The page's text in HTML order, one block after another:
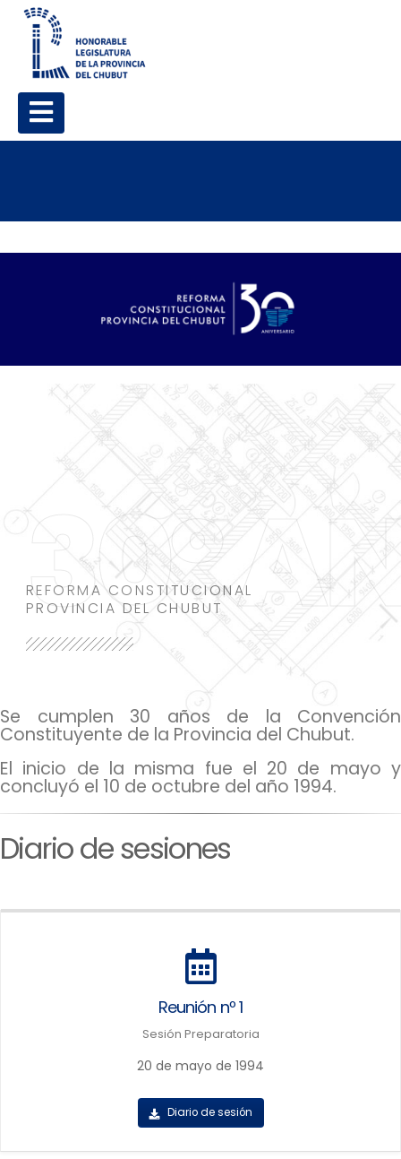
30º
REFORMA CONSTITUCIONAL
PROVINCIA DEL CHUBUT
Se cumplen 30 años de la Convención
Constituyente de la Provincia del Chubut.
El inicio de la misma fue el 20 de mayo y
concluyó el 10 de octubre del año 1994.
Diario de sesiones
Reunión nº 1
Sesión Preparatoria
20 de mayo de 1994
Diario de sesión